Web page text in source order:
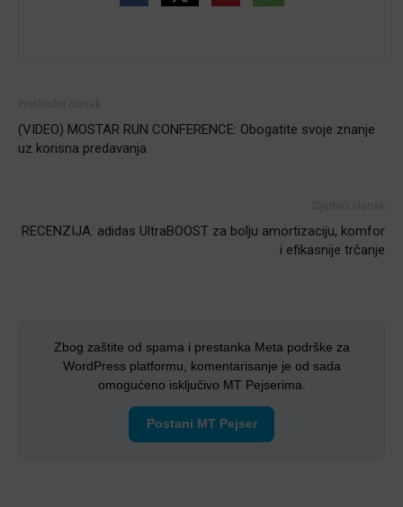
(VIDEO) MOSTAR RUN CONFERENCE: Obogatite svoje znanje
uz korisna predavanja
RECENZIJA: adidas UltraBOOST za bolju amortizaciju, komfor
i efikasnije trčanje
Zbog zaštite od spama i prestanka Meta podrške za
WordPress platformu, komentarisanje je od sada
omogućeno isključivo MT Pejserima.
Postani MT Pejser